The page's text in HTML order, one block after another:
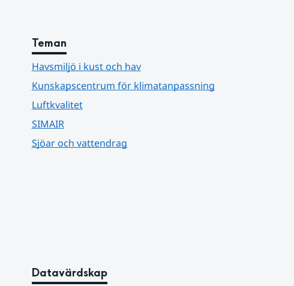
Teman
Havsmiljö i kust och hav
Kunskapscentrum för klimatanpassning
Luftkvalitet
SIMAIR
Sjöar och vattendrag
Datavärdskap